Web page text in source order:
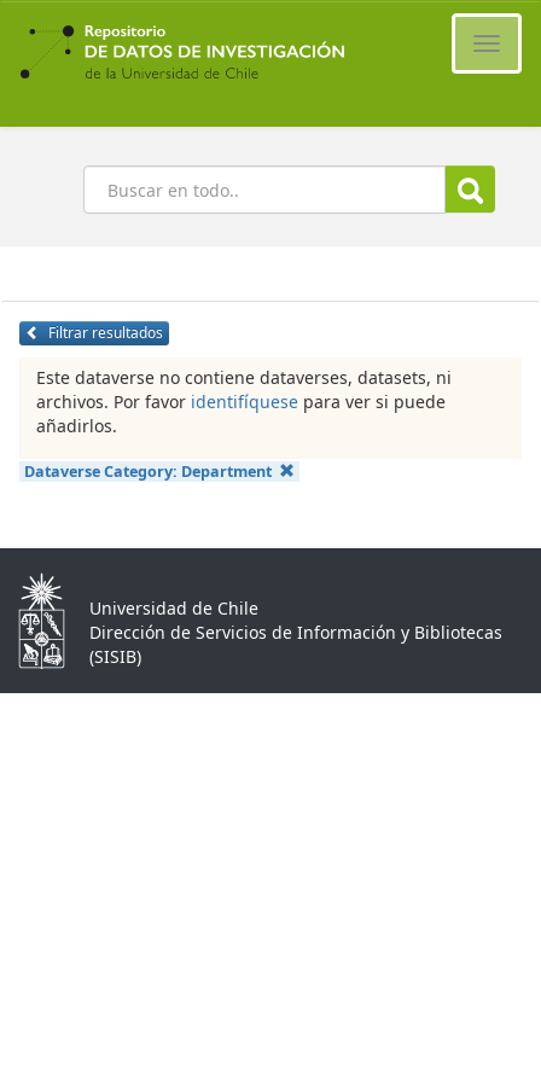
Ir
contenido
principal
Buscar
Filtrar resultados
Este dataverse no contiene dataverses, datasets, ni
archivos. Por favor identifíquese para ver si puede
añadirlos.
Dataverse Category: Department
Universidad de Chile
Dirección de Servicios de Información y Bibliotecas
(SISIB)